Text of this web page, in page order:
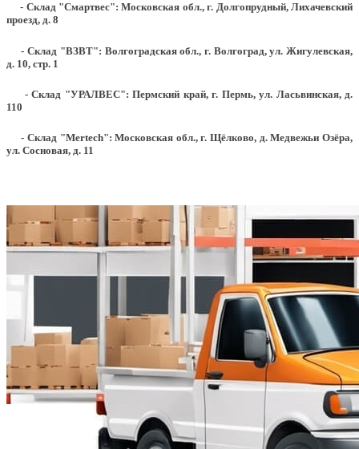
- Склад "Смартвес":Московская обл., г. Долгопрудный, Лихачевский
проезд, д. 8
- Склад "ВЗВТ": Волгоградская обл., г. Волгоград, ул. Жигулевская,
д. 10, стр. 1
- Склад "УРАЛВЕС": Пермский край, г. Пермь, ул. Ласьвинская, д.
110
- Склад "Mertech": Московская обл., г. Щёлково, д. Медвежьи Озёра,
ул. Сосновая, д. 11